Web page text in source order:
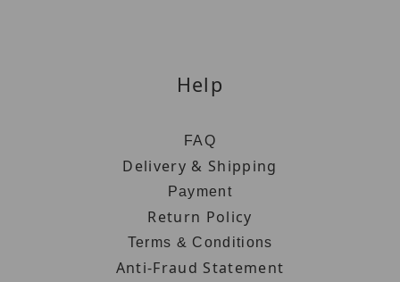
Help
FAQ
Delivery & Shipping
Payment
Return Policy
Terms & Conditions
Anti-Fraud Statement